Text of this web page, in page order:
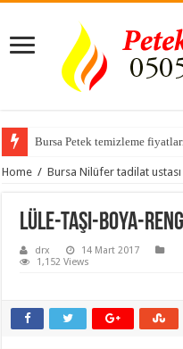
Bursa Petek temizleme
Home / Bursa Nilüfer tadilat ustası
lüle-taşı-boya-
drx 14 Mart 2017
1,152 Views